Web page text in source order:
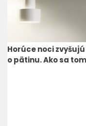
Horúce noci
o pätinu. Ako sa